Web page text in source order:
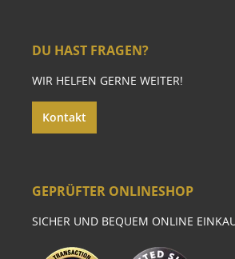
DU HAST FRAGEN?
WIR HELFEN GERNE WEITER!
Kontakt
GEPRÜFTER ONLINESHOP
SICHER UND BEQUEM ONLINE